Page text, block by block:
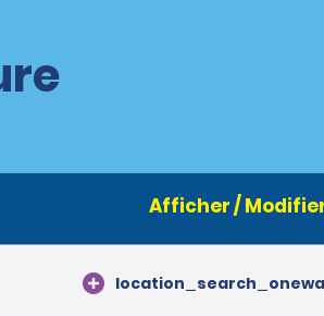
Afficher /